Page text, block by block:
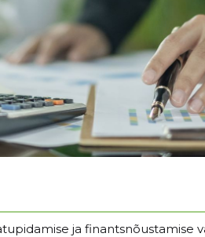
ja finantsnõustamise